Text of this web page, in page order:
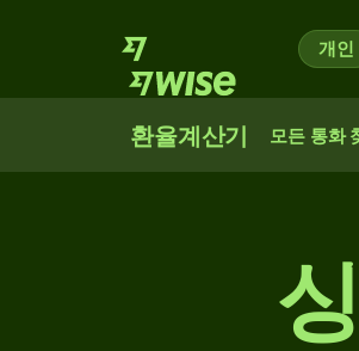
개인
환율계산기 모든 통화